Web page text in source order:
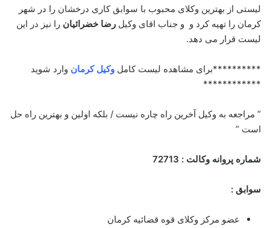
لیستی از بهترین وکلای محبوب با سوابق کاری درخشان را در شهر
کرمان را تهیه کرد و و جناب اقای وکیل رضا خضرائیان را نیز در این
لیست قرار می دهد.
**********برای مشاهده لیست کامل وکیل کرمان وارد شوید
************
” مراجعه به وکیل آخرین راه چاره نیست / بلکه اولین و بهترین راه حل
است ”
شماره پروانه وکالت : 72713
سوابق :
عضو مرکز وکلای قوه قضائیه کرمان